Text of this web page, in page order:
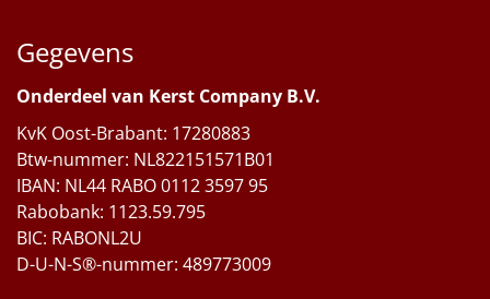
Gegevens
Onderdeel van Kerst Company B.V.
KvK Oost-Brabant: 17280883
Btw-nummer: NL822151571B01
IBAN: NL44 RABO 0112 3597 95
Rabobank: 1123.59.795
BIC: RABONL2U
D-U-N-S®-nummer: 489773009